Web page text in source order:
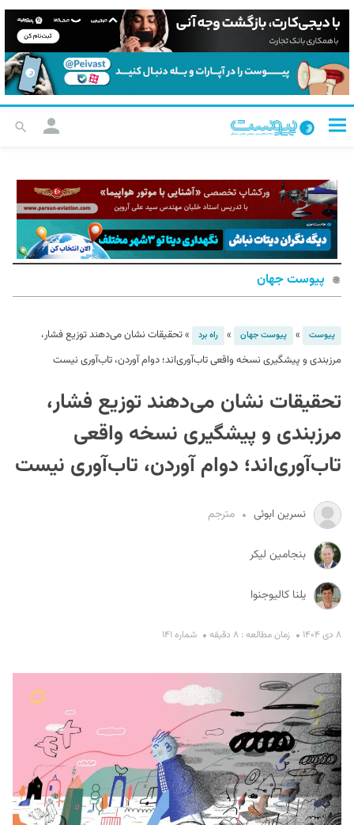
پیوست جهان
پیوست » پیوست جهان » راه برد »تحقیقات نشان می‌دهند توزیع فشار،
مرزبندی و پیشگیری نسخه واقعی تاب‌آوری‌اند؛ دوام آوردن، تاب‌آوری نیست
تحقیقات نشان می‌دهند توزیع فشار،
مرزبندی و پیشگیری نسخه واقعی
تاب‌آوری‌اند؛ دوام آوردن، تاب‌آوری نیست
نسرین ابوئی مترجم
بنجامین لیکر
یلنا کالیوجنوا
۸ دی ۱۴۰۴ زمان مطالعه : ۸ دقیقه شماره ۱۴۱